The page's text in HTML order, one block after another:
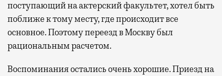
поступающий на актерский факультет, хотел быть
поближе к тому месту, где происходит все
основное. Поэтому переезд в Москву был
рациональным расчетом.
Воспоминания остались очень хорошие. Приезд на